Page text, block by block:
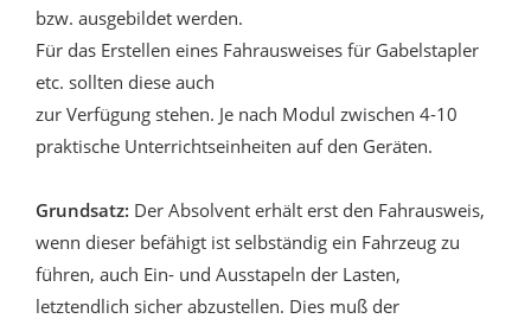
bzw. ausgebildet werden.
Für das Erstellen eines Fahrausweises für Gabelstapler
etc. sollten diese auch
zur Verfügung stehen. Je nach Modul zwischen 4-10
praktische Unterrichtseinheiten auf den Geräten.
Grundsatz: Der Absolvent erhält erst den Fahrausweis,
wenn dieser befähigt ist selbständig ein Fahrzeug zu
führen, auch Ein- und Ausstapeln der Lasten,
letztendlich sicher abzustellen. Dies muß der